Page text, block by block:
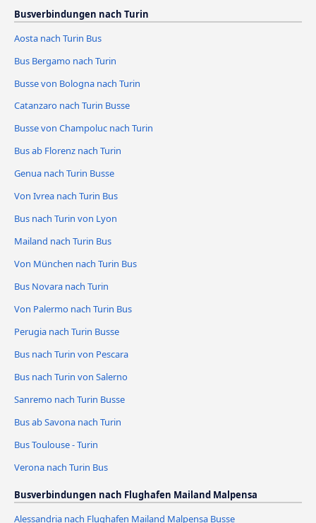
Busverbindungen nach Turin
Aosta nach Turin Bus
Bus Bergamo nach Turin
Busse von Bologna nach Turin
Catanzaro nach Turin Busse
Busse von Champoluc nach Turin
Bus ab Florenz nach Turin
Genua nach Turin Busse
Von Ivrea nach Turin Bus
Bus nach Turin von Lyon
Mailand nach Turin Bus
Von München nach Turin Bus
Bus Novara nach Turin
Von Palermo nach Turin Bus
Perugia nach Turin Busse
Bus nach Turin von Pescara
Bus nach Turin von Salerno
Sanremo nach Turin Busse
Bus ab Savona nach Turin
Bus Toulouse - Turin
Verona nach Turin Bus
Busverbindungen nach Flughafen Mailand Malpensa
Alessandria nach Flughafen Mailand Malpensa Busse